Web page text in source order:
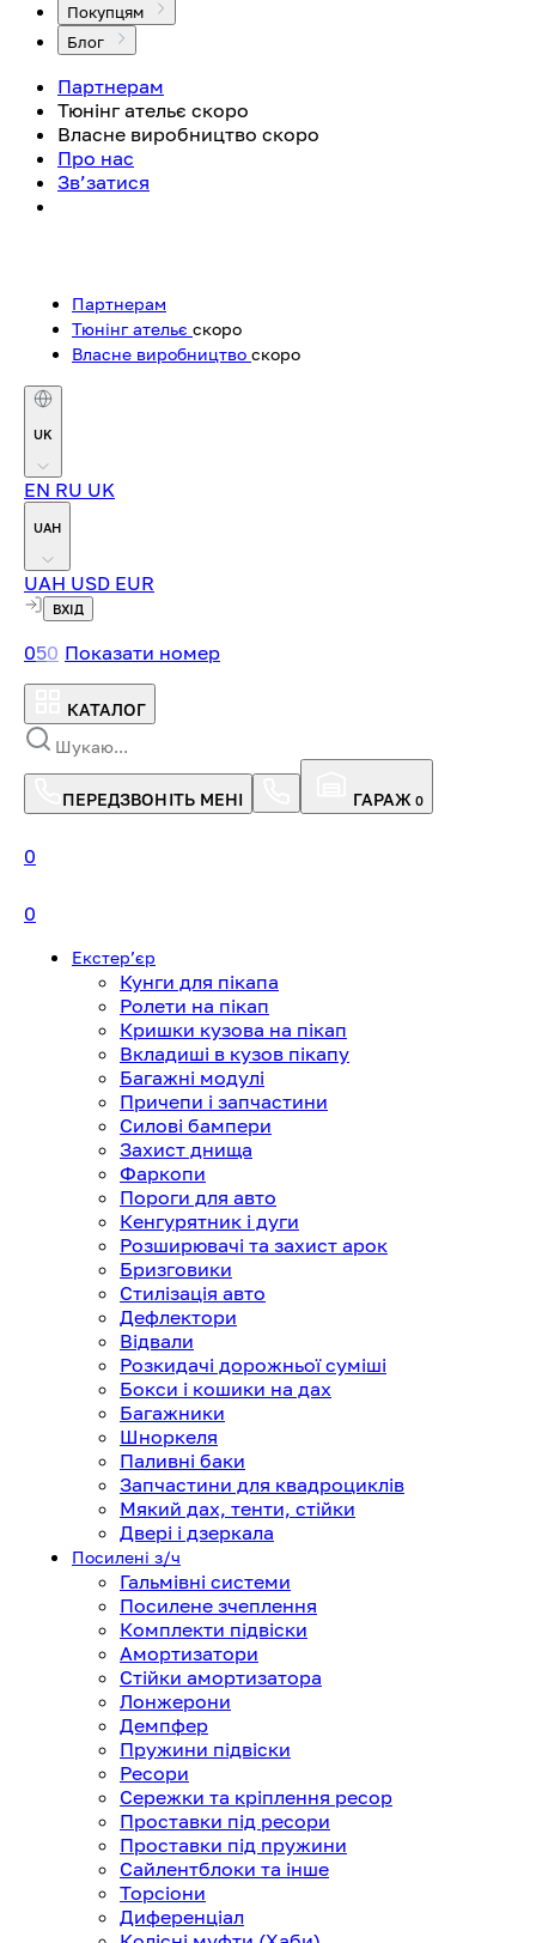
Покупцям
Блог
Партнерам
Тюнінг ательє скоро
Власне виробництво скоро
Про нас
Зв’затися
Партнерам
Тюнінг ательє скоро
Власне виробництво скоро
UK
EN RU UK
UAH
UAH USD EUR
ВХІД
050 Показати номер
КАТАЛОГ
ПЕРЕДЗВОНІТЬ МЕНІ ГАРАЖ 0
0
0
Екстерʼєр
Кунги для пікапа
Ролети на пікап
Кришки кузова на пікап
Вкладиші в кузов пікапу
Багажні модулі
Причепи і запчастини
Силові бампери
Захист днища
Фаркопи
Пороги для авто
Кенгурятник і дуги
Розширювачі та захист арок
Бризговики
Стилізація авто
Дефлектори
Відвали
Розкидачі дорожньої суміші
Бокси і кошики на дах
Багажники
Шноркеля
Паливні баки
Запчастини для квадроциклів
Мякий дах, тенти, стійки
Двері і дзеркала
Посилені з/ч
Гальмівні системи
Посилене зчеплення
Комплекти підвіски
Амортизатори
Стійки амортизатора
Лонжерони
Демпфер
Пружини підвіски
Ресори
Сережки та кріплення ресор
Проставки під ресори
Проставки під пружини
Сайлентблоки та інше
Торсіони
Диференціал